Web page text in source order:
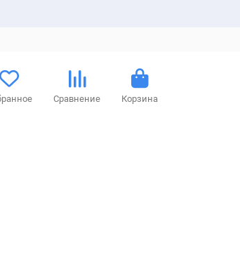
Сравнение Корзина